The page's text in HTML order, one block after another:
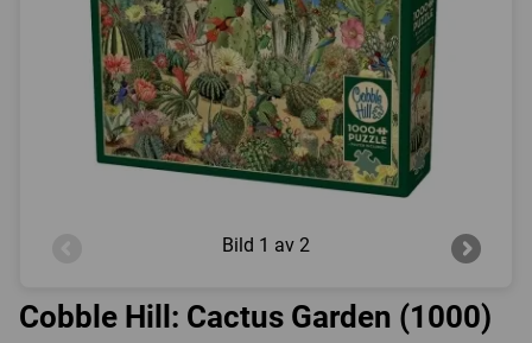
Bild 1 av 2
Cobble Hill: Cactus Garden (1000)